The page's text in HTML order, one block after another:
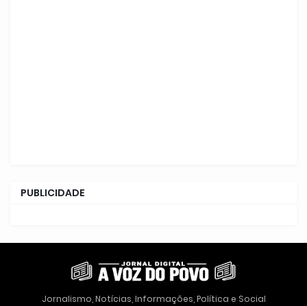
PUBLICIDADE
Jornalismo, Notícias, Informações, Política e Social